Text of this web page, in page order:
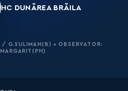
HC DUNĂREA BRĂILA
G.SULIMAN(B) • OBSERVATOR: